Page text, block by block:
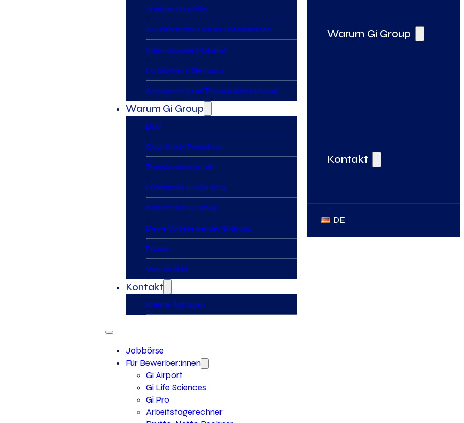
Smarter Proximity
So unterstützen wir Ihr Unternehmen
Internationale Mobilität
EU Worker in Germany
Assessments mit Thomas International
Warum Gi Group
Blog
Case Study Produktion
Transformation Lab
Lünendonk Studie 2024
Karriere bei Gi Group
Deine Vorteile bei der Gi Group
Presse
Wer wir sind
Kontakt
Interne Anfragen
Jobbörse
Für Bewerber:innen
Gi Airport
Gi Life Sciences
Gi Pro
Arbeitstagerechner
Warum Gi Group
Kontakt
DE